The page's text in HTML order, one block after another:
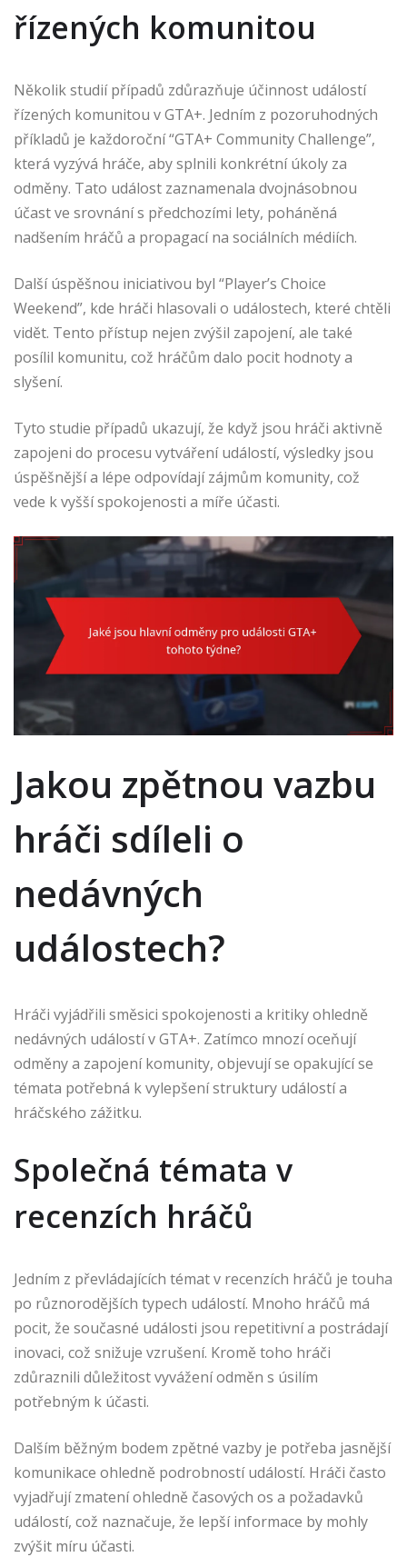
řízených komunitou
Několik studií případů zdůrazňuje účinnost událostí
řízených komunitou v GTA+. Jedním z pozoruhodných
příkladů je každoroční “GTA+ Community Challenge”,
která vyzývá hráče, aby splnili konkrétní úkoly za
odměny. Tato událost zaznamenala dvojnásobnou
účast ve srovnání s předchozími lety, poháněná
nadšením hráčů a propagací na sociálních médiích.
Další úspěšnou iniciativou byl “Player’s Choice
Weekend”, kde hráči hlasovali o událostech, které chtěli
vidět. Tento přístup nejen zvýšil zapojení, ale také
posílil komunitu, což hráčům dalo pocit hodnoty a
slyšení.
Tyto studie případů ukazují, že když jsou hráči aktivně
zapojeni do procesu vytváření událostí, výsledky jsou
úspěšnější a lépe odpovídají zájmům komunity, což
vede k vyšší spokojenosti a míře účasti.
Jakou zpětnou vazbu
hráči sdíleli o
nedávných
událostech?
Hráči vyjádřili směsici spokojenosti a kritiky ohledně
nedávných událostí v GTA+. Zatímco mnozí oceňují
odměny a zapojení komunity, objevují se opakující se
témata potřebná k vylepšení struktury událostí a
hráčského zážitku.
Společná témata v
recenzích hráčů
Jedním z převládajících témat v recenzích hráčů je touha
po různorodějších typech událostí. Mnoho hráčů má
pocit, že současné události jsou repetitivní a postrádají
inovaci, což snižuje vzrušení. Kromě toho hráči
zdůraznili důležitost vyvážení odměn s úsilím
potřebným k účasti.
Dalším běžným bodem zpětné vazby je potřeba jasnější
komunikace ohledně podrobností událostí. Hráči často
vyjadřují zmatení ohledně časových os a požadavků
událostí, což naznačuje, že lepší informace by mohly
zvýšit míru účasti.